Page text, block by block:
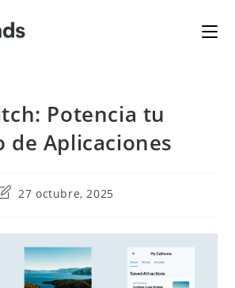
Potencia tu
de Aplicaciones
entrada:
27 octubre, 2025